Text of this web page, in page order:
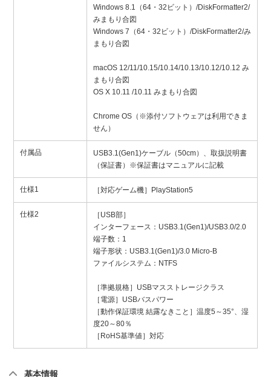
Windows 8.1（64・32ビット）/DiskFormatter2/
みまもり合図
Windows 7（64・32ビット）/DiskFormatter2/み
まもり合図
macOS 12/11/10.15/10.14/10.13/10.12/10.12 み
まもり合図
OS X 10.11 /10.11 みまもり合図
Chrome OS（※添付ソフトウェアは利用できま
せん）
付属品
USB3.1(Gen1)ケーブル（50cm）、取扱説明書
（保証書）※保証書はマニュアルに記載
仕様1 ［対応ゲーム機］PlayStation5
仕様2
［USB部］
インターフェース：USB3.1(Gen1)/USB3.0/2.0
端子数：1
端子形状：USB3.1(Gen1)/3.0 Micro-B
ファイルシステム：NTFS
［準拠規格］USBマスストレージクラス
［電源］USBバスパワー
［動作保証環境 結露なきこと］温度5～35°、湿
度20～80％
［RoHS基準値］対応
基本情報